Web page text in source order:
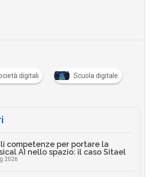
digitali Scuola digitale
competenze per portare la
AI nello spazio: il caso Sitael
2026